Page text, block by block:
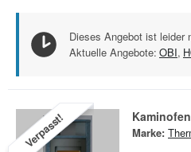
Dieses Angebot ist leider
Aktuelle Angebote: OBI,
Verpasst! Marke: